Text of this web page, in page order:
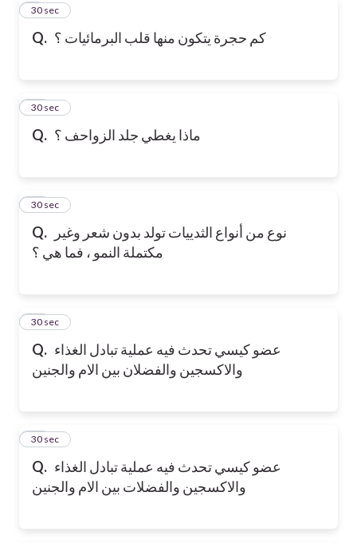
Q. كم حجرة يتكون منها قلب البرمائيات ؟
9
30 sec
Q. ماذا يغطي جلد الزواحف ؟
10
30 sec
Q.
نوع من أنواع الثدييات تولد بدون شعر وغير
مكتملة النمو ، فما هي ؟
11
30 sec
Q. عضو كيسي تحدث فيه عملية تبادل الغذاء
والاكسجين والفضلان بين الام والجنين
12
30 sec
Q. عضو كيسي تحدث فيه عملية تبادل الغذاء
والاكسجين والفضلات بين الام والجنين
13
30 sec